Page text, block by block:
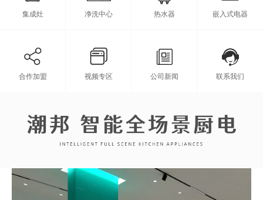
集成灶 净洗中心 热水器 嵌入式电器
合作加盟 视频专区 公司新闻 联系我们